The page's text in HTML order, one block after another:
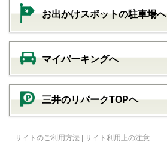
お出かけスポットの駐車場へ
マイパーキングへ
三井のリパークTOPヘ
サイトのご利用方法 | サイト利用上の注意